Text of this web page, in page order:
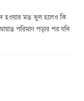
হওয়ার মত ভুল হলেও কি
আয়াত পরিমাণ পড়ার পর যদি